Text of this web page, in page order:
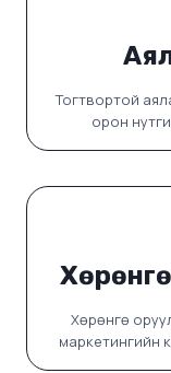
Тогтвортой
орон
Хөрөнгө
маркетингийн